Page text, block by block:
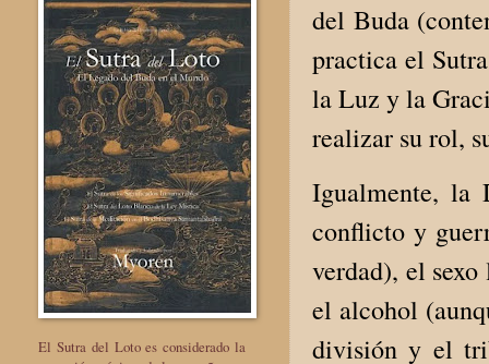
del Buda
practica el
la Luz y la
realizar su rol,
Igualmente, la
conflicto y
verdad), el
el alcohol
división y el
El Sutra del Loto es considerado la